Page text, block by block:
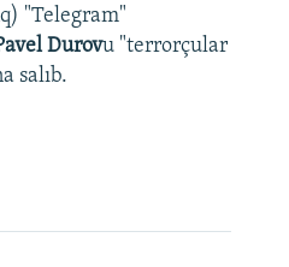
"Telegram"
Durovu "terrorçular
salıb.